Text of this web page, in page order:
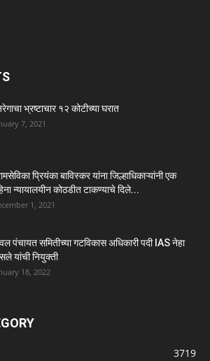
भ्रष्टाचार १२ कोटीच्या घरात
7, 2021
प्रियंका बाविस्कर यांना जिल्हाधिकाऱ्यांनी एक
न्यायालयीन कोठडीत टाकण्याचे दिले...
1, 2021
पंचायत समितीच्या गटविकास अधिकारी पदी IAS नेहा
यांची नियुक्ती
18, 2022
3719